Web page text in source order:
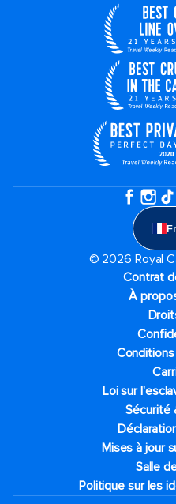
© 2026 Royal
Contrat
À
Loi sur
Sécurité
Mises à jour
Salle
Politique sur les